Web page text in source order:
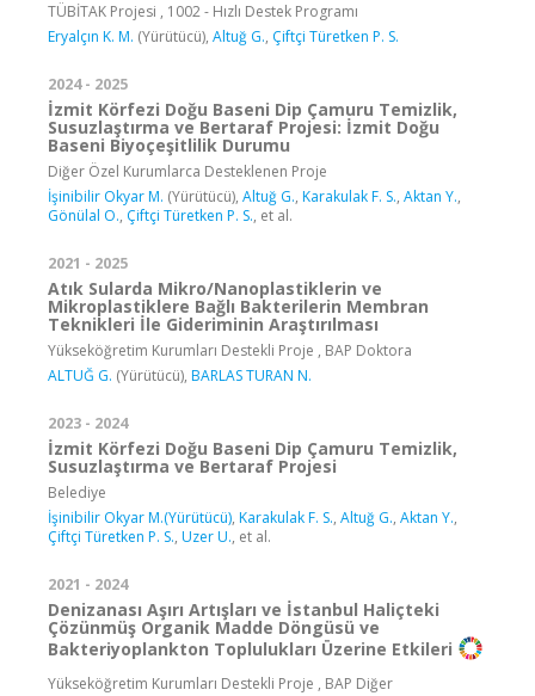
TÜBİTAK Projesi , 1002 - Hızlı Destek Programı
Eryalçın K. M. (Yürütücü), Altuğ G., Çiftçi Türetken P. S.
2024 - 2025
İzmit Körfezi Doğu Baseni Dip Çamuru Temizlik,
Susuzlaştırma ve Bertaraf Projesi: İzmit Doğu
Baseni Biyoçeşitlilik Durumu
Diğer Özel Kurumlarca Desteklenen Proje
İşinibilir Okyar M. (Yürütücü), Altuğ G., Karakulak F. S., Aktan Y.,
Gönülal O., Çiftçi Türetken P. S., et al.
2021 - 2025
Atık Sularda Mikro/Nanoplastiklerin ve
Mikroplastiklere Bağlı Bakterilerin Membran
Teknikleri İle Gideriminin Araştırılması
Yükseköğretim Kurumları Destekli Proje , BAP Doktora
ALTUĞ G. (Yürütücü), BARLAS TURAN N.
2023 - 2024
İzmit Körfezi Doğu Baseni Dip Çamuru Temizlik,
Susuzlaştırma ve Bertaraf Projesi
Belediye
İşinibilir Okyar M.(Yürütücü), Karakulak F. S., Altuğ G., Aktan Y.,
Çiftçi Türetken P. S., Uzer U., et al.
2021 - 2024
Denizanası Aşırı Artışları ve İstanbul Haliçteki
Çözünmüş Organik Madde Döngüsü ve
Bakteriyoplankton Toplulukları Üzerine Etkileri
Yükseköğretim Kurumları Destekli Proje , BAP Diğer